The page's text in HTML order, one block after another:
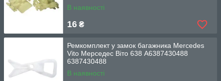
В наявності
16 ₴
Ремкомплект у замок багажника Mercedes
Vito Мерседес Віто 638 A6387430488
6387430488
В наявності